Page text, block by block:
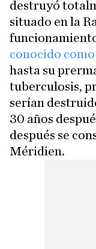
destruyó
situado en la
conocido
hasta su
tuberculosis,
serían
30 años
después se
Méridien.